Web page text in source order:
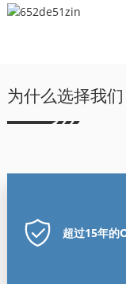
为什么选择我们
超过15年的